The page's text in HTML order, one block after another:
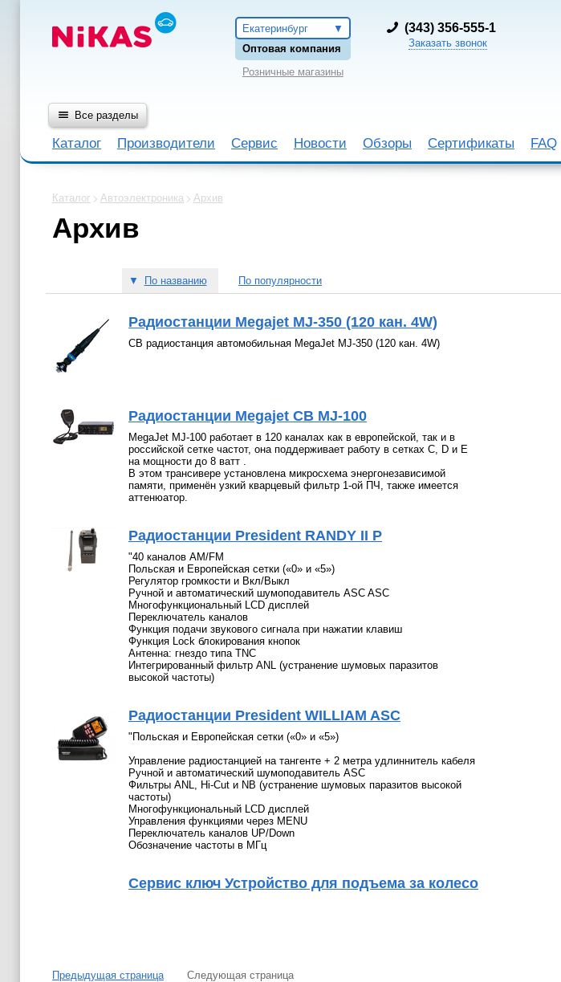
Екатеринбург
Оптовая компания
Розничные магазины
(343) 356-555-1
Заказать звонок
Все разделы
Каталог Производители Сервис Новости Обзоры Сертификаты FAQ
Каталог Автоэлектроника Архив
Архив
▼ По названию По популярности
Радиостанции Megajet MJ-350 (120 кан. 4W)
СВ радиостанция автомобильная MegaJet MJ-350 (120 кан. 4W)
Радиостанции Megajet СВ MJ-100
MegaJet MJ-100 работает в 120 каналах как в европейской, так и в
российской сетке частот, она поддерживает работу в сетках C, D и E
на мощности до 8 ватт .
В этом трансивере установлена микросхема энергонезависимой
памяти, применён узкий кварцевый фильтр 1-ой ПЧ, также имеется
аттенюатор.
Радиостанции President RANDY II P
"40 каналов АМ/FM
Польская и Европейская сетки («0» и «5»)
Регулятор громкости и Вкл/Выкл
Ручной и автоматический шумоподавитель ASC ASC
Многофункциональный LCD дисплей
Переключатель каналов
Функция подачи звукового сигнала при нажатии клавиш
Функция Lock блокирования кнопок
Антенна: гнездо типа TNC
Интегрированный фильтр ANL (устранение шумовых паразитов
высокой частоты)
Радиостанции President WILLIAM ASC
"Польская и Европейская сетки («0» и «5»)
Управление радиостанцией на тангенте + 2 метра удлиннитель кабеля
Ручной и автоматический шумоподавитель ASC
Фильтры ANL, Hi-Cut и NB (устранение шумовых паразитов высокой
частоты)
Многофункциональный LCD дисплей
Управления функциями через MENU
Переключатель каналов UP/Down
Обозначение частоты в МГц
Сервис ключ Устройство для подъема за колесо
Предыдущая страница Следующая страница